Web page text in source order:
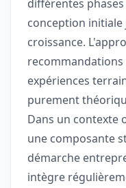
différentes
conception
croissance.
recommandations
expériences
purement
Dans un contexte
une composante
démarche
intègre